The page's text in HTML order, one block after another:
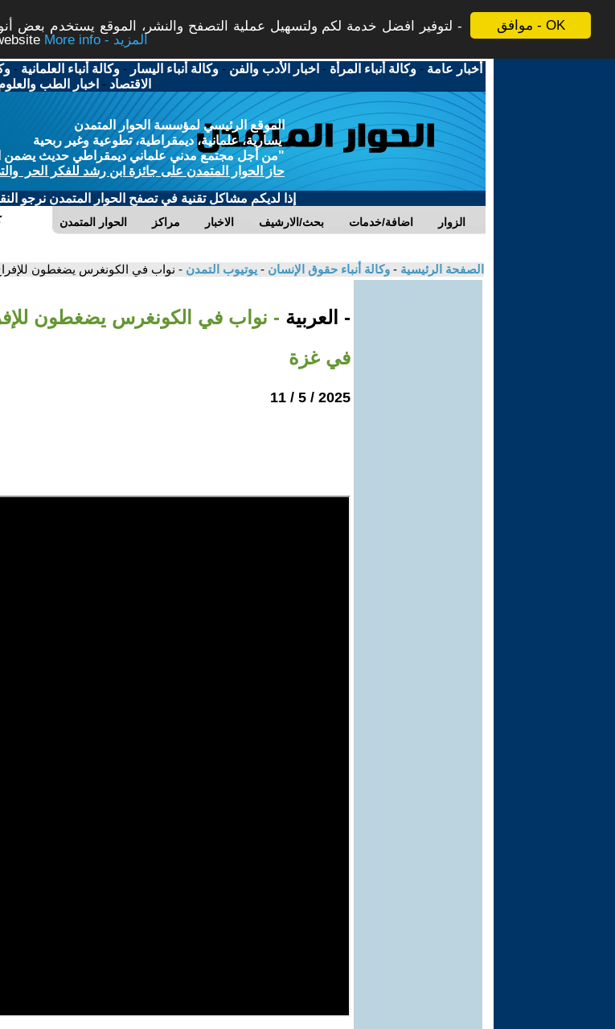
موافق - OK
لتوفير افضل خدمة لكم ولتسهيل عملية التصفح والنشر، الموقع يستخدم بعض
More info - المزيد
أخبار عامة -وكالة أنباء المرأة - اخبار الأدب والفن -وكالة أنباء اليسار -وكالة أنباء العلمانية -
الاقتصاد - اخبار الطب
الموقع الرئيسي لمؤسسة الحوار المتمدن
يسارية، علمانية، ديمقراطية، تطوعية وغير ربحية
"من أجل مجتمع مدني علماني ديمقراطي حديث يضمن
حاز الحوار المتمدن على جائزة ابن رشد للفكر الحر
إذا لديكم مشاكل تقنية في تصفح الحوار المتمدن نرجو
الحوار المتمدن مراكز الاخبار بحث/الارشيف اضافة/خدمات الزوار
الصفحة الرئيسية - وكالة أنباء حقوق الإنسان - يوتيوب التمدن - نواب في الكونغرس يضغطون
- العربية - نواب في الكونغرس يضغطون
في غزة
2025 / 5 / 11